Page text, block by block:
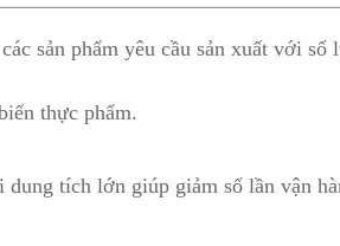
sản phẩm yêu cầu sản xuất với
thực phẩm.
tích lớn giúp giảm số lần vận